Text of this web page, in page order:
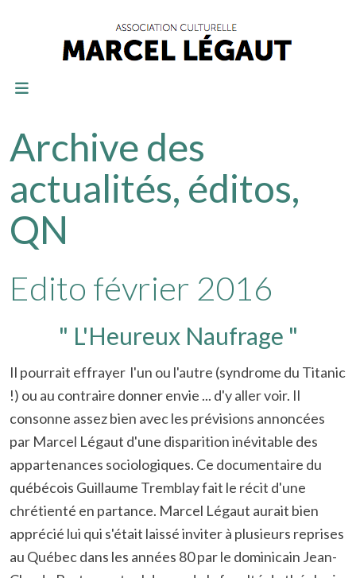
Archive des
actualités, éditos,
QN
Edito février 2016
" L'Heureux Naufrage "
Il pourrait effrayer l'un ou l'autre (syndrome du Titanic
!) ou au contraire donner envie ... d'y aller voir. Il
consonne assez bien avec les prévisions annoncées
par Marcel Légaut d'une disparition inévitable des
appartenances sociologiques. Ce documentaire du
québécois Guillaume Tremblay fait le récit d'une
chrétienté en partance. Marcel Légaut aurait bien
apprécié lui qui s'était laissé inviter à plusieurs reprises
au Québec dans les années 80 par le dominicain Jean-